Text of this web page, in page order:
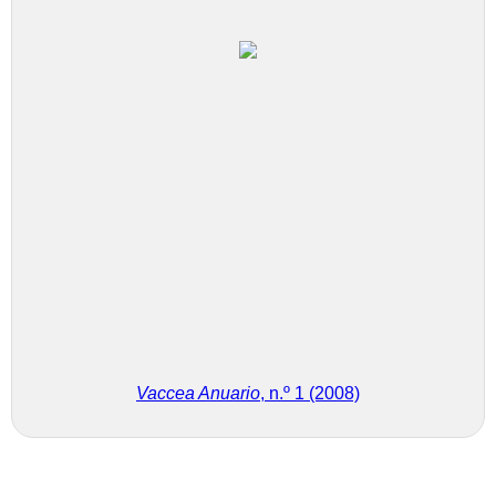
Vaccea Anuario, n.º 1 (2008)